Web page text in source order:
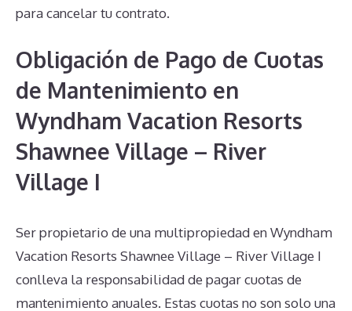
para cancelar tu contrato.
Obligación de Pago de Cuotas
de Mantenimiento en
Wyndham Vacation Resorts
Shawnee Village – River
Village I
Ser propietario de una multipropiedad en Wyndham
Vacation Resorts Shawnee Village – River Village I
conlleva la responsabilidad de pagar cuotas de
mantenimiento anuales. Estas cuotas no son solo una